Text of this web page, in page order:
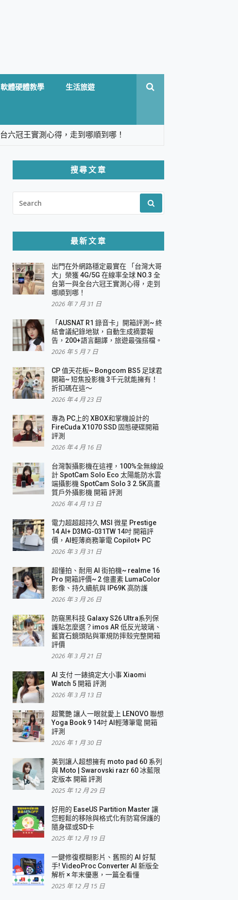
體硬體教學 生活旅遊
六冠王實測心得，走到哪順到哪！
Solo 3 2.5K高畫質戶外攝影機 開箱 評
電 Copilot+ PC
與 IP69K 高防護
軍規防摔殼完整開箱評價
測
一篇全看懂
機｜結合「 智慧投影 & 煥彩流動 」的沈浸
系列 輕量無線電競滑鼠 開箱 評測
辦公、爽度滿滿的終極桌面體驗
品牌
好康大放送
行動電源 開箱 評測
轉寫
雷挑戰任務抽 PS5！
源 開箱 評測
性與強大供電效能
用智慧聯網螢幕 開箱 評測
in 1可攜摺疊無線充電器 開箱 評測
很優質
薦
以到處走
站 開箱 評測
最好的資料救援軟體
評測
玩的美拍神機 vivo V30 Pro
評測
人盛典
搜尋文章
FOR:
最新文章
出門在外網路穩定最實在 「台灣大哥
大」榮獲 4G/5G 在線率全球 NO.3 全
台第一與全台六冠王實測心得，走到
哪順到哪！
2026 年 7 月 31 日
「AUSNAT R1 錄音卡」開箱評測~ 終
結會議紀錄地獄，自動生成摘要報
告，200+語言翻譯，旅遊最強搭檔。
2026 年 5 月 7 日
CP 值天花板~ Bongcom BS5 足球君
開箱~ 短焦投影機 3千元就能擁有！
折扣碼在這～
2026 年 4 月 23 日
專為 PC上的 XBOX和掌機設計的
FireCuda X1070 SSD 固態硬碟開箱
評測
2026 年 4 月 16 日
台灣製攝影機在這裡，100%全無線設
計 SpotCam Solo Eco 太陽能防水雲
端攝影機 SpotCam Solo 3 2.5K高畫
質戶外攝影機 開箱 評測
2026 年 4 月 13 日
電力超超超持久 MSI 微星 Prestige
14 AI+ D3MG-031TW 14吋 開箱評
價，AI輕薄商務筆電 Copilot+ PC
2026 年 3 月 31 日
超懂拍、耐用 AI 街拍機~ realme 16
Pro 開箱評價~ 2 億畫素 LumaColor
影像、持久續航與 IP69K 高防護
2026 年 3 月 26 日
防窺黑科技 Galaxy S26 Ultra系列保
護貼怎麼選？imos AR 低反光玻璃、
藍寶石鏡頭貼與軍規防摔殼完整開箱
評價
2026 年 3 月 21 日
AI 支付 一錶搞定大小事 Xiaomi
Watch 5 開箱 評測
2026 年 3 月 13 日
超驚艷 讓人一眼就愛上 LENOVO 聯想
Yoga Book 9 14吋 AI輕薄筆電 開箱
評測
2026 年 1 月 30 日
美到讓人超想擁有 moto pad 60 系列
與 Moto | Swarovski razr 60 冰藍限
定版本 開箱 評測
2025 年 12 月 29 日
好用的 EaseUS Partition Master 讓
您輕鬆的移除與格式化有防寫保護的
隨身碟或SD卡
2025 年 12 月 19 日
一鍵修復模糊影片、舊照的 AI 好幫
手! VideoProc Converter AI 新版全
解析 × 年末優惠，一篇全看懂
2025 年 12 月 15 日